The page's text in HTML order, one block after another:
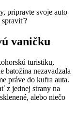
pripravte svoje auto
spraviť?
vaničku
turistiku,
batožina nezavadzala
práve do kufra auta.
z jednej strany na
alebo niečo